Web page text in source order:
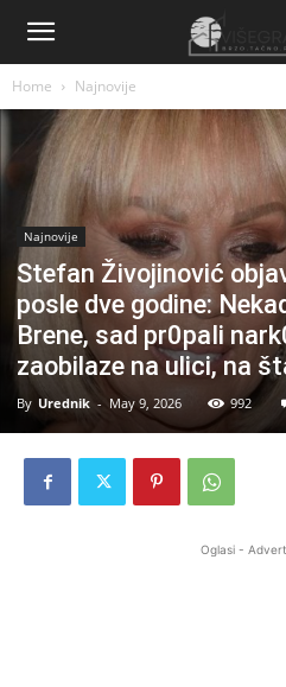
Home Najnovije
Najnovije
Stefan Živojinović
posle dve godine:
Brene, sad pr0paIi
zaobilaze na ulici, na
By Urednik - May 9, 2026 992
Oglasi -